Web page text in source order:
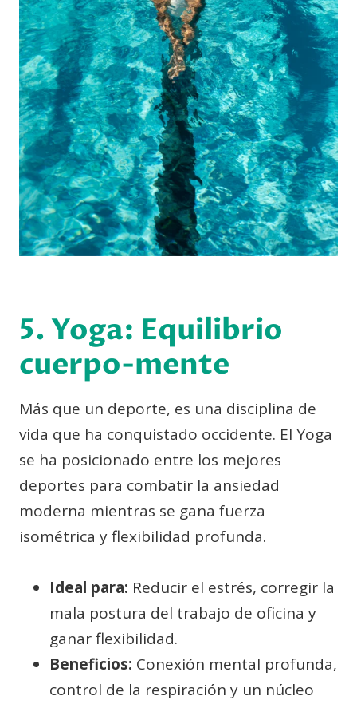
5. Yoga: Equilibrio
cuerpo-mente
Más que un deporte, es una disciplina de
vida que ha conquistado occidente. El Yoga
se ha posicionado entre los mejores
deportes para combatir la ansiedad
moderna mientras se gana fuerza
isométrica y flexibilidad profunda.
Ideal para: Reducir el estrés, corregir la
mala postura del trabajo de oficina y
ganar flexibilidad.
Beneficios: Conexión mental profunda,
control de la respiración y un núcleo